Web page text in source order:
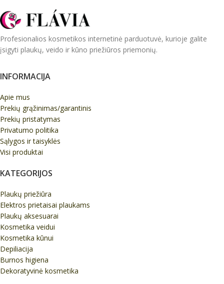
Profesionalios kosmetikos internetinė parduotuvė, kurioje galite
įsigyti plaukų, veido ir kūno priežiūros priemonių.
INFORMACIJA
Apie mus
Prekių grąžinimas/garantinis
Prekių pristatymas
Privatumo politika
Sąlygos ir taisyklės
Visi produktai
KATEGORIJOS
Plaukų priežiūra
Elektros prietaisai plaukams
Plaukų aksesuarai
Kosmetika veidui
Kosmetika kūnui
Depiliacija
Burnos higiena
Dekoratyvinė kosmetika